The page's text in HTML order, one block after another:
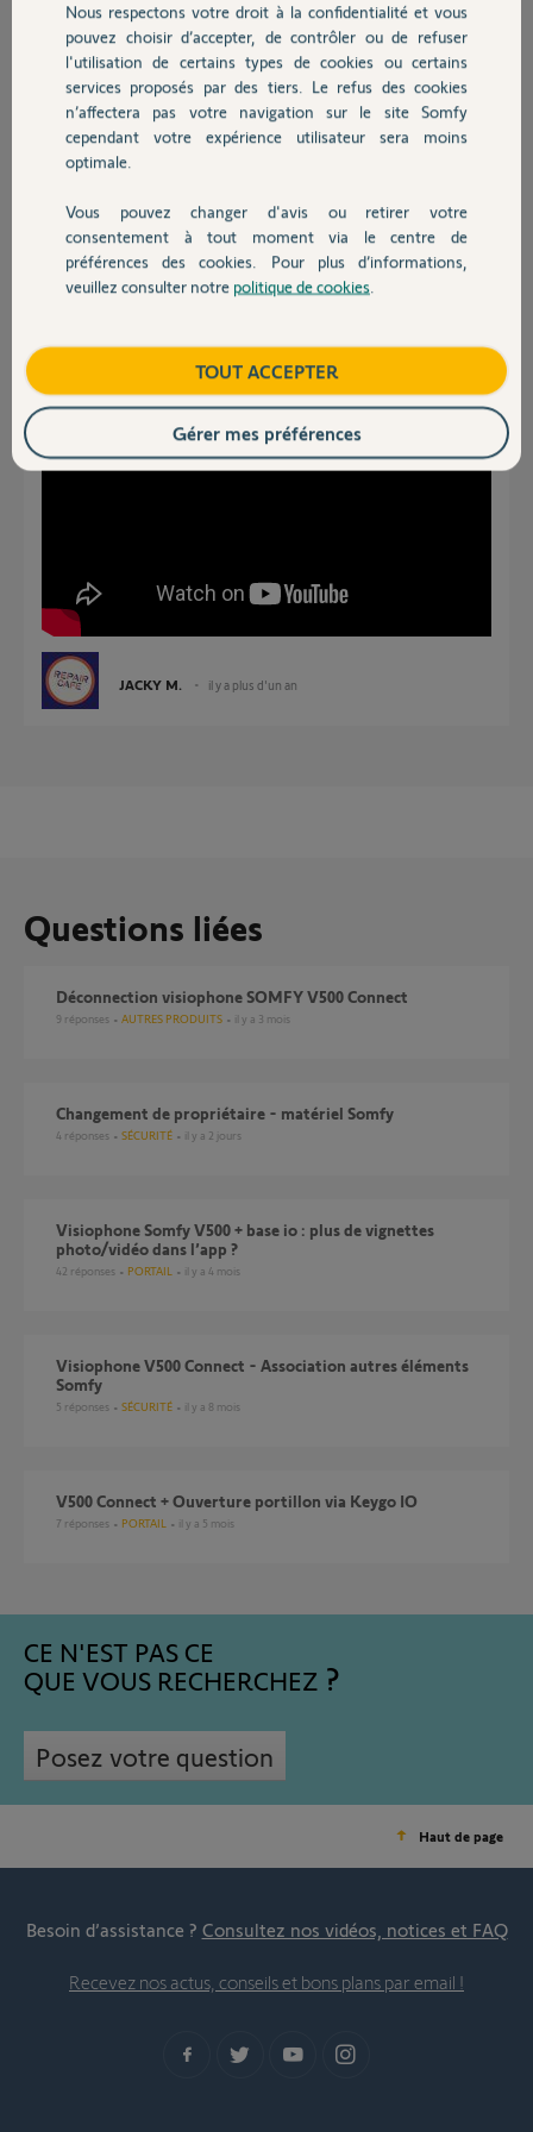
Chauffage
Autres produits
Devis avec un pro
Contact
Robert V.
il y a plus d'un an
Participer au fil de discussion
Réponses
Bonjour Robert
Somfy Protect vous permet d'importer deux scénarios de votre Tahoma.
Il faut faire un scénario pour ouvrir ou fermer vos volets et les importer
JACKY M. il y a plus d'un an
Questions liées
Déconnection visiophone SOMFY V500 Connect
9 réponses AUTRES PRODUITS il y a 3 mois
Changement de propriétaire - matériel Somfy
4 réponses SÉCURITÉ il y a 2 jours
Visiophone Somfy V500 + base io : plus de vignettes
photo/vidéo dans l’app ?
42 réponses PORTAIL il y a 4 mois
Visiophone V500 Connect - Association autres éléments
Somfy
5 réponses SÉCURITÉ il y a 8 mois
V500 Connect + Ouverture portillon via Keygo IO
7 réponses PORTAIL il y a 5 mois
CE N'EST PAS CE
QUE VOUS RECHERCHEZ
Posez votre question
Haut de page
Besoin d’assistance ? Consultez nos vidéos, notices et FAQ
Recevez nos actus, conseils et bons plans par email !
Nous respectons votre droit à la confidentialité et vous
pouvez choisir d’accepter, de contrôler ou de refuser
l'utilisation de certains types de cookies ou certains
services proposés par des tiers. Le refus des cookies
n’affectera pas votre navigation sur le site Somfy
cependant votre expérience utilisateur sera moins
optimale.
Vous pouvez changer d'avis ou retirer votre
consentement à tout moment via le centre de
préférences des cookies. Pour plus d’informations,
veuillez consulter notre politique de cookies
TOUT ACCEPTER
Gérer mes préférences